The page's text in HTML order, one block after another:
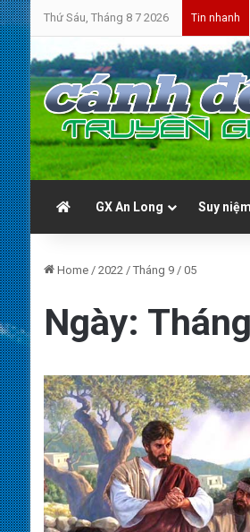
Thứ Sáu, Tháng 8 7 2026 Tin nhanh
GX An Long Suy niệm
Home / 2022 / Tháng 9 / 05
Ngày: